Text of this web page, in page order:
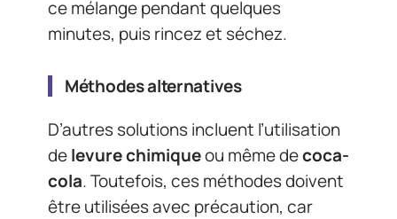
ce mélange pendant quelques
minutes, puis rincez et séchez.
Méthodes alternatives
D’autres solutions incluent l’utilisation
delevure chimiqueou même decoca-
cola. Toutefois, ces méthodes doivent
être utilisées avec précaution, car